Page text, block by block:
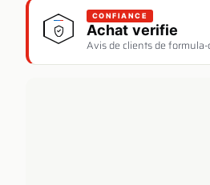
CONFIANCE
Achat verifie
Avis de clients de